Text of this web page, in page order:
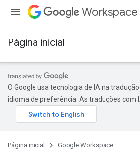
Workspace
Página inicial
O Google usa tecnologia de IA na
idioma de preferência. As traduções com
Página inicial Google Workspace